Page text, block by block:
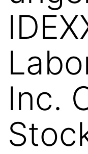
Inc.